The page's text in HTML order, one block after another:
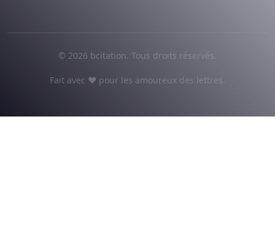
© 2026 bcitation. Tous droits réservés.
Fait avec ♥ pour les amoureux des lettres.